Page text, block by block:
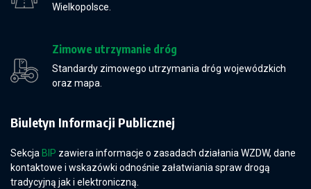
Wielkopolsce.
Zimowe utrzymanie dróg
Standardy zimowego utrzymania dróg wojewódzkich
oraz mapa.
Biuletyn Informacji Publicznej
Sekcja BIP zawiera informacje o zasadach działania WZDW, dane
kontaktowe i wskazówki odnośnie załatwiania spraw drogą
tradycyjną jak i elektroniczną.